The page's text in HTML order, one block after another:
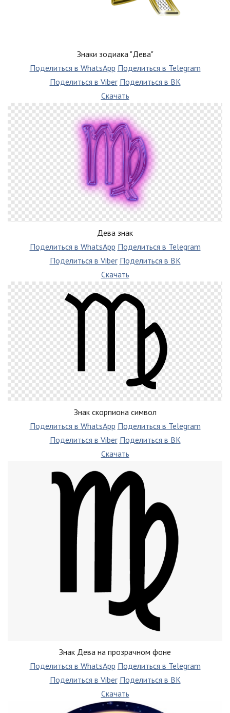
Знаки зодиака "Дева"
Поделиться в WhatsApp Поделиться в Telegram
Поделиться в Viber Поделиться в ВК
Скачать
Дева знак
Поделиться в WhatsApp Поделиться в Telegram
Поделиться в Viber Поделиться в ВК
Скачать
Знак скорпиона символ
Поделиться в WhatsApp Поделиться в Telegram
Поделиться в Viber Поделиться в ВК
Скачать
Знак Дева на прозрачном фоне
Поделиться в WhatsApp Поделиться в Telegram
Поделиться в Viber Поделиться в ВК
Скачать